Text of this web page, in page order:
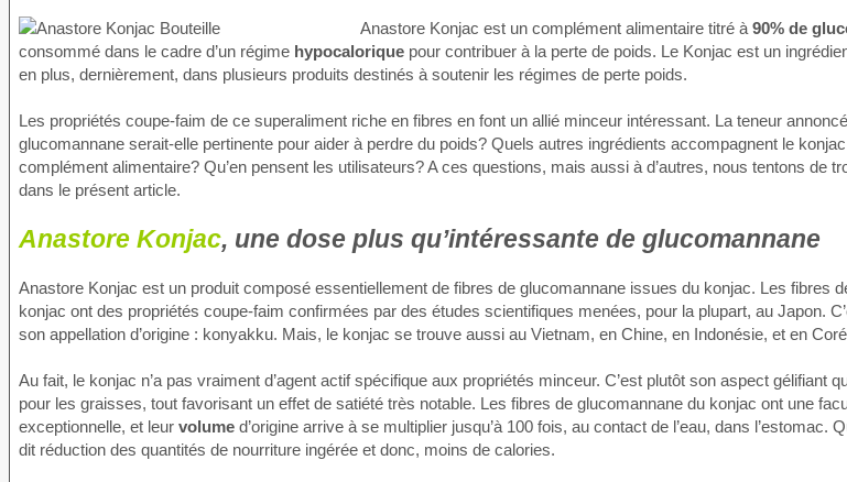
Anastore Konjac est un complément alimentaire titré à 90% de
consommé dans le cadre d’un régime hypocalorique pour contribuer à la perte de poids. Le Konjac est un
en plus, dernièrement, dans plusieurs produits destinés à soutenir les régimes de perte poids.
Les propriétés coupe-faim de ce superaliment riche en fibres en font un allié minceur intéressant. La teneur
glucomannane serait-elle pertinente pour aider à perdre du poids? Quels autres ingrédients accompagnent le
complément alimentaire? Qu’en pensent les utilisateurs? A ces questions, mais aussi à d’autres, nous tentons de
dans le présent article.
Anastore Konjac, une dose plus qu’intéressante de glucomannane
Anastore Konjac est un produit composé essentiellement de fibres de glucomannane issues du konjac. Les fibres
konjac ont des propriétés coupe-faim confirmées par des études scientifiques menées, pour la plupart, au Japon.
son appellation d’origine : konyakku. Mais, le konjac se trouve aussi au Vietnam, en Chine, en Indonésie, et en
Au fait, le konjac n’a pas vraiment d’agent actif spécifique aux propriétés minceur. C’est plutôt son aspect gélifiant
pour les graisses, tout favorisant un effet de satiété très notable. Les fibres de glucomannane du konjac ont une
exceptionnelle, et leur volume d’origine arrive à se multiplier jusqu’à 100 fois, au contact de l’eau, dans l’estomac.
dit réduction des quantités de nourriture ingérée et donc, moins de calories.